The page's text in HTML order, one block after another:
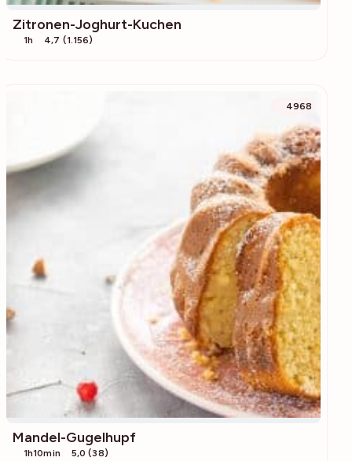
Zitronen-Joghurt-Kuchen
1h 4,7 (1.156)
4968
Mandel-Gugelhupf
1h10min 5,0 (38)